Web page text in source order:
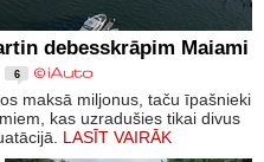
debesskrāpim Maiami
6
maksā miljonus, taču īpašnieki
kas uzradušies tikai divus
LASĪT VAIRĀK